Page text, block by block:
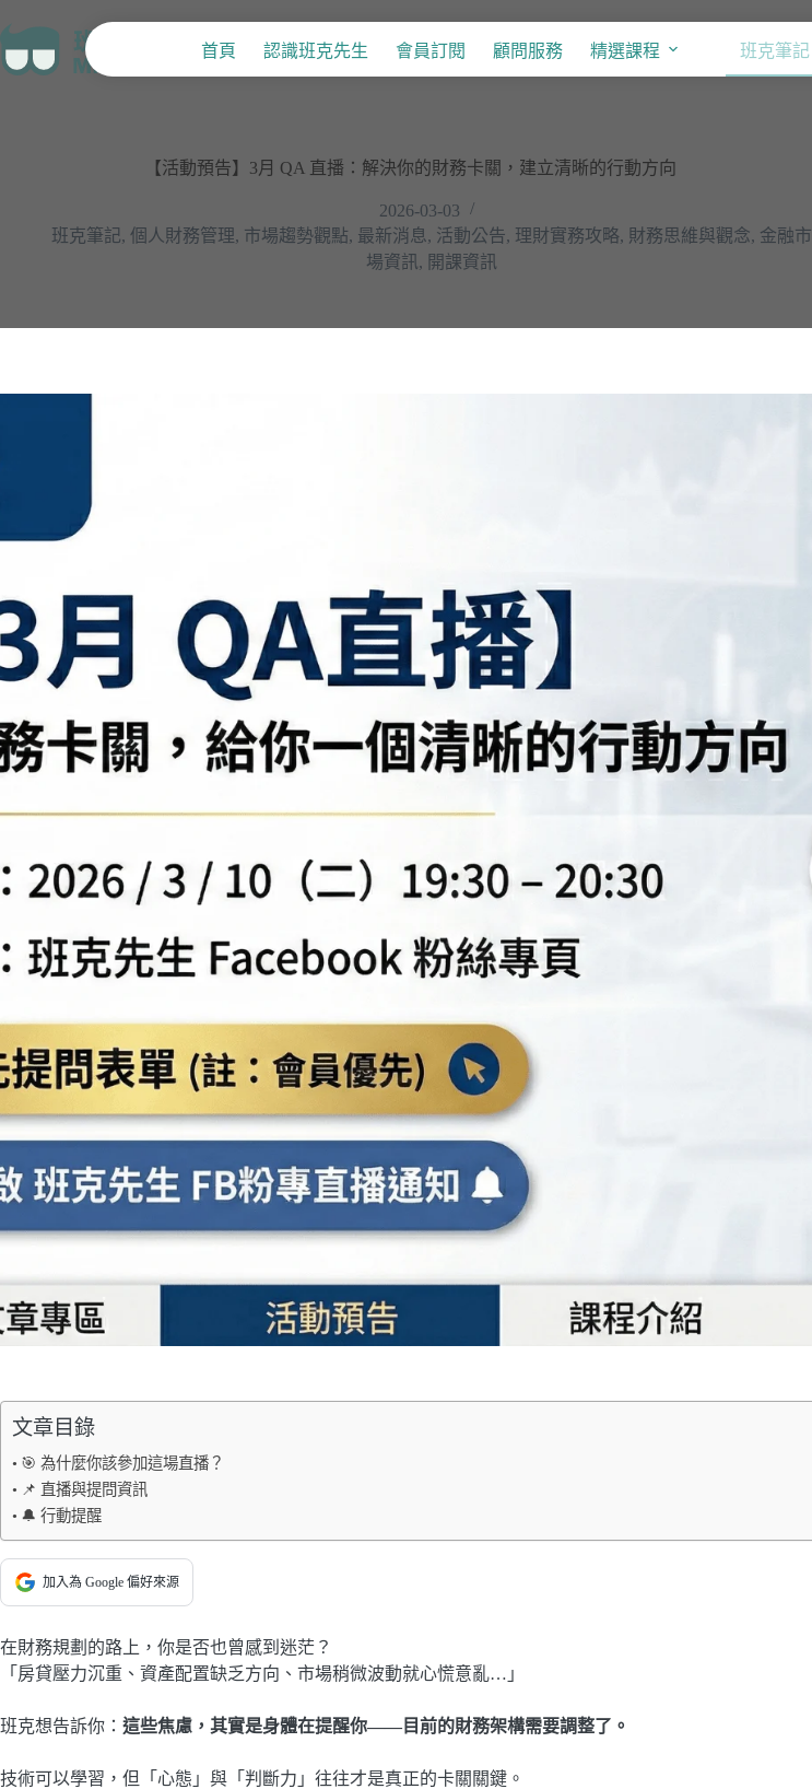
首頁 認識班克先生 會員訂閱 顧問服務 精選課程 班克筆記
【活動預告】3月 QA 直播：解決你的財務卡關，建立清晰的行動方向
2026-03-03
班克筆記, 個人財務管理, 市場趨勢觀點, 最新消息, 活動公告, 理財實務攻略, 財務思維與觀念, 金融市
場資訊 , 開課資訊
文章目錄
🎯 為什麼你該參加這場直播？
📌 直播與提問資訊
🔔 行動提醒
加入為 Google 偏好來源
在財務規劃的路上，你是否也曾感到迷茫？
「房貸壓力沉重、資產配置缺乏方向、市場稍微波動就心慌意亂…」
班克想告訴你： 這些焦慮，其實是身體在提醒你——目前的財務架構需要調整了。
技術可以學習，但「心態」與「判斷力」往往才是真正的卡關關鍵。